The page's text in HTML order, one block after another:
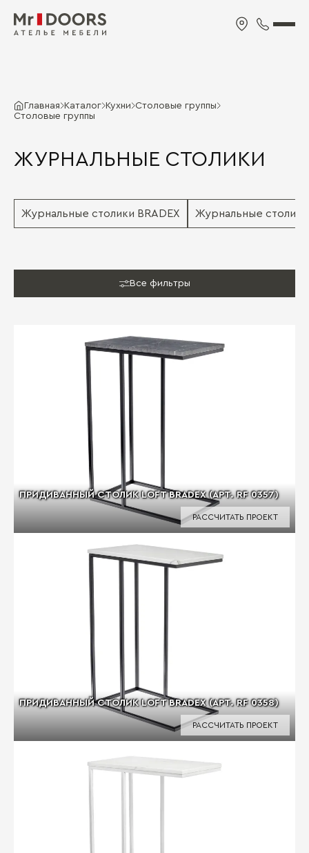
Главная Каталог Кухни Столовые группы
Столовые группы
ЖУРНАЛЬНЫЕ СТОЛИКИ
Журнальные столики BRADEX Журнальные столики
Все фильтры
ПРИДИВАННЫЙ СТОЛИК LOFT BRADEX (АРТ. RF 0357)
РАССЧИТАТЬ ПРОЕКТ
ПРИДИВАННЫЙ СТОЛИК LOFT BRADEX (АРТ. RF 0358)
РАССЧИТАТЬ ПРОЕКТ